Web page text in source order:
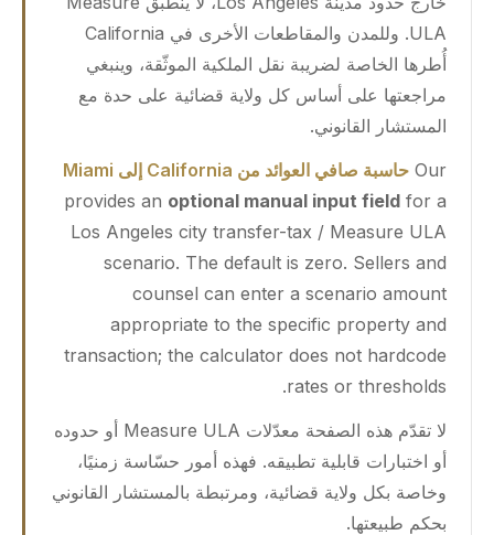
ULA. وللمدن والمقاطعات الأخرى في California
أُطرها الخاصة لضريبة نقل الملكية الموثّقة، وينبغي
مراجعتها على أساس كل ولاية قضائية على حدة مع
المستشار القانوني.
Our حاسبة صافي العوائد من California إلى Miami
provides an optional manual input field for a
Los Angeles city transfer-tax / Measure ULA
scenario. The default is zero. Sellers and
counsel can enter a scenario amount
appropriate to the specific property and
transaction; the calculator does not hardcode
rates or thresholds.
لا تقدّم هذه الصفحة معدّلات Measure ULA أو حدوده
أو اختبارات قابلية تطبيقه. فهذه أمور حسّاسة زمنيًا،
وخاصة بكل ولاية قضائية، ومرتبطة بالمستشار القانوني
بحكم طبيعتها.